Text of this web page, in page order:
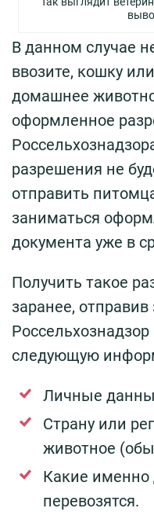
В данном случае
ввозите, кошку
домашнее
оформленное
разрешения не
отправить
заниматься
документа уже в
Получить такое
заранее, отправив
следующую
Личные
Страну или
животное
Какие
перевозятся.